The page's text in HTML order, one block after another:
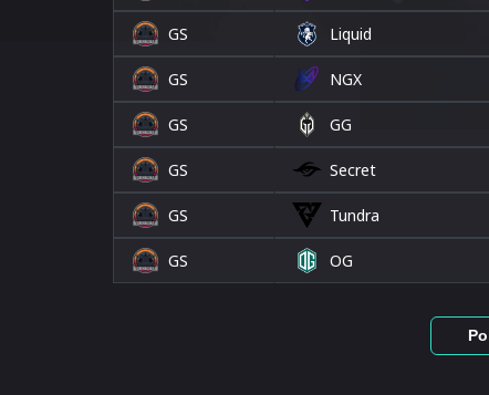
GS Liquid
GS NGX
GS GG
GS Secret
GS Tundra
GS OG